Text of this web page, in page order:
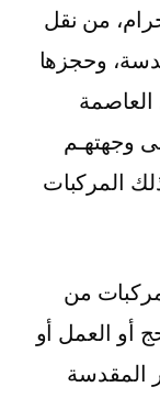
من نقل
وحجزها
وجهتهـم
المركبات
من
أو العمل أو
المقدسة